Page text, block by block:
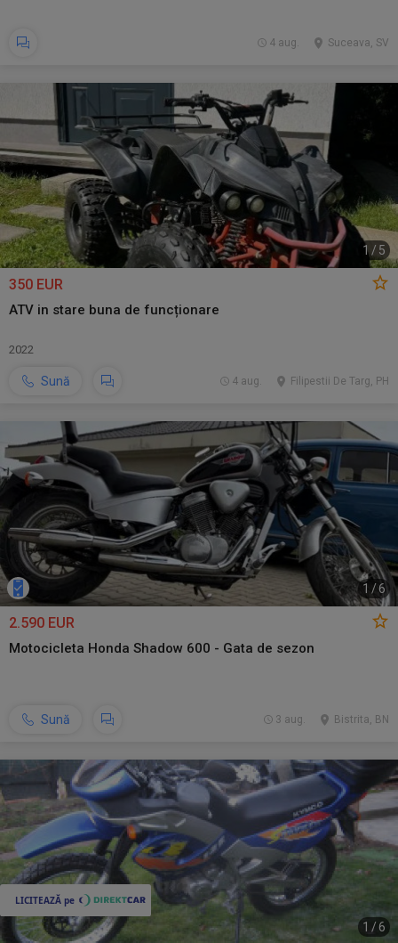
Suceava, SV
4 aug.
1 / 5
350 EUR
ATV in stare buna de funcționare
2022
Sună Filipestii De Targ, PH
4 aug.
1 /6
2.590 EUR
Motocicleta Honda Shadow 600 - Gata de sezon
Sună Bistrita, BN
3 aug.
1 /6